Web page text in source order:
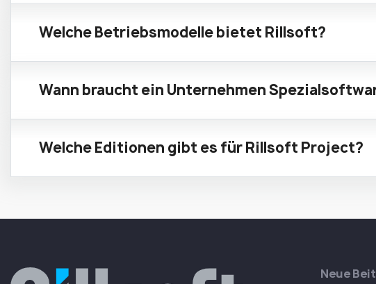
Welche Betriebsmodelle bietet Rillsoft?
Wann braucht ein Unternehmen
Welche Editionen gibt es für Rillsoft Project?
Neue